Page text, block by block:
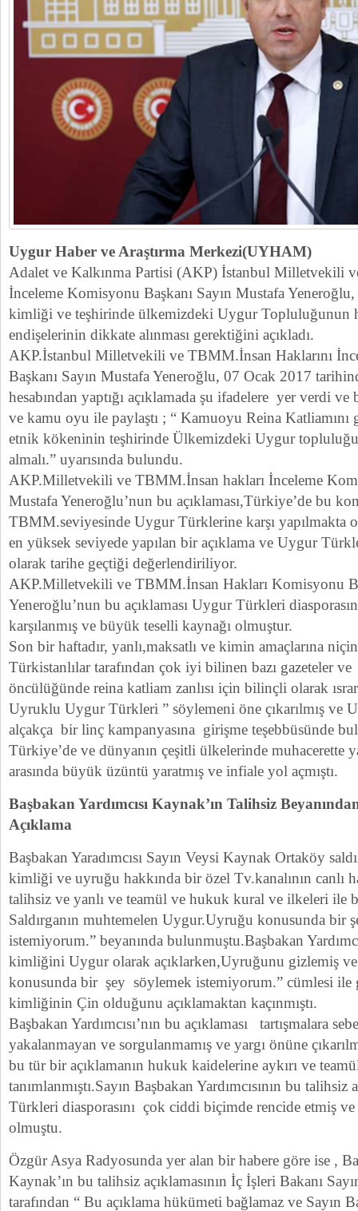
Uygur Haber ve Araştırma Merkezi(UYHAM)
Adalet ve Kalkınma Partisi (AKP) İstanbul Milletvekili
İnceleme Komisyonu Başkanı Sayın Mustafa
kimliği ve teşhirinde ülkemizdeki Uygur Topluluğunun
endişelerinin dikkate alınması gerektiğini açıkladı.
AKP.İstanbul Milletvekili ve TBMM.İnsan Haklarını
Başkanı Sayın Mustafa Yeneroğlu, 07 Ocak 2017
hesabından yaptığı açıklamada şu ifadelere yer verdi
ve kamu oyu ile paylaştı ; “ Kamuoyu Reina Katliamını
etnik kökeninin teşhirinde Ülkemizdeki Uygur
almalı.” uyarısında bulundu.
AKP.Milletvekili ve TBMM.İnsan hakları İnceleme
Mustafa Yeneroğlu’nun bu açıklaması,Türkiye’de bu
TBMM.seviyesinde Uygur Türklerine karşı yapılmakta
en yüksek seviyede yapılan bir açıklama ve Uygur
olarak tarihe geçtiği değerlendiriliyor.
AKP.Milletvekili ve TBMM.İnsan Hakları Komisyonu
Yeneroğlu’nun bu açıklaması Uygur Türkleri
karşılanmış ve büyük teselli kaynağı olmuştur.
Son bir haftadır, yanlı,maksatlı ve kimin amaçlarına
Türkistanlılar tarafından çok iyi bilinen bazı gazeteler
öncülüğünde reina katliam zanlısı için bilinçli olarak
Uyruklu Uygur Türkleri ” söylemeni öne çıkarılmış ve
alçakça bir linç kampanyasına girişme teşebbüsünde
Türkiye’de ve dünyanın çeşitli ülkelerinde muhacerette
arasında büyük üzüntü yaratmış ve infiale yol açmıştı.
Başbakan Yardımcısı Kaynak’ın Talihsiz
Açıklama
Başbakan Yaradımcısı Sayın Veysi Kaynak Ortaköy
kimliği ve uyruğu hakkında bir özel Tv.kanalının canlı
talihsiz ve yanlı ve teamül ve hukuk kural ve ilkeleri ile
Saldırganın muhtemelen Uygur.Uyruğu konusunda bir
istemiyorum.” beyanında bulunmuştu.Başbakan
kimliğini Uygur olarak açıklarken,Uyruğunu gizlemiş
konusunda bir şey söylemek istemiyorum.” cümlesi ile
kimliğinin Çin olduğunu açıklamaktan kaçınmıştı.
Başbakan Yardımcısı’nın bu açıklaması tartışmalara
yakalanmayan ve sorgulanmamış ve yargı önüne
bu tür bir açıklamanın hukuk kaidelerine aykırı ve
tanımlanmıştı.Sayın Başbakan Yardımcısının bu
Türkleri diasporasını çok ciddi biçimde rencide etmiş
olmuştu.
Özgür Asya Radyosunda yer alan bir habere göre ise ,
Kaynak’ın bu talihsiz açıklamasının İç İşleri Bakanı
tarafından “ Bu açıklama hükümeti bağlamaz ve Sayın